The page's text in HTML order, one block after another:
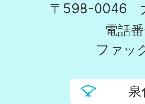
〒598-0046
電話
ファッ